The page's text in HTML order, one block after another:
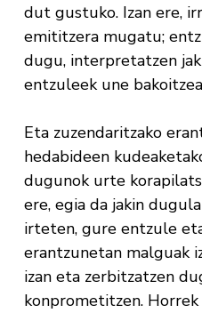
dut gustuko. Izan ere,
emititzera mugatu;
dugu, interpretatzen
entzuleek une
Eta zuzendaritzako
hedabideen
dugunok urte
ere, egia da jakin
irteten, gure entzule
erantzunetan malguak
izan eta zerbitzatzen
konprometitzen. Horrek